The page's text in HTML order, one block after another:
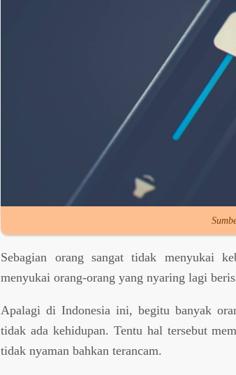
Sebagian orang sangat tidak menyukai
menyukai orang-orang yang nyaring lagi
Apalagi di Indonesia ini, begitu banyak
tidak ada kehidupan. Tentu hal tersebut
tidak nyaman bahkan terancam.